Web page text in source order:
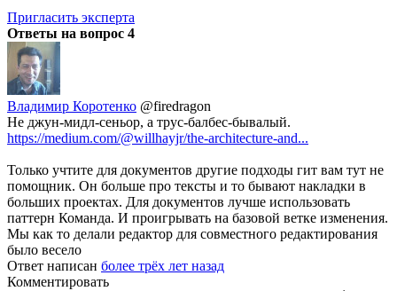
Пригласить эксперта
Ответы на вопрос 4
Владимир Коротенко @firedragon
Не джун-мидл-сеньор, а трус-балбес-бывалый.
https://medium.com/@willhayjr/the-architecture-and...
Только учтите для документов другие подходы гит вам тут не
помощник. Он больше про тексты и то бывают накладки в
больших проектах. Для документов лучше использовать
паттерн Команда. И проигрывать на базовой ветке изменения.
Мы как то делали редактор для совместного редактирования
было весело
Ответ написан более трёх лет назад
Комментировать